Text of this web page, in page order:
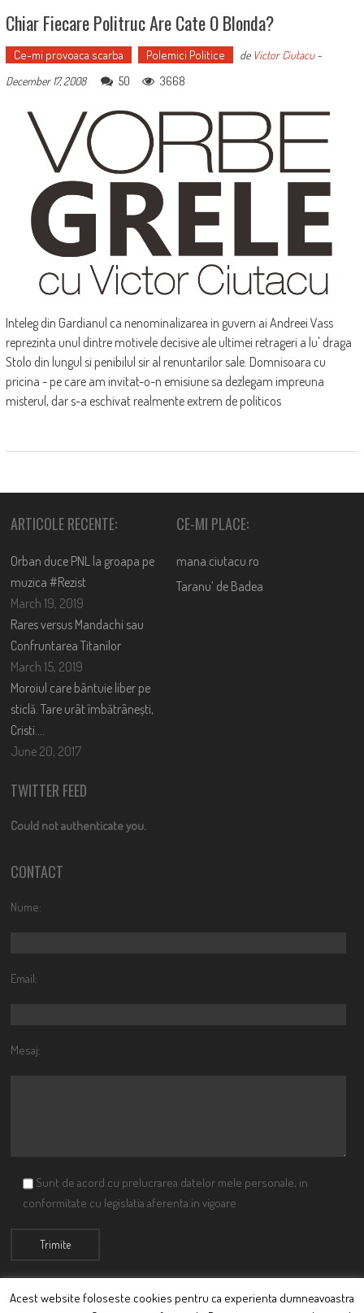
Chiar Fiecare Politruc Are Cate O Blonda?
Ce-mi provoaca scarba Polemici Politice de Victor Ciutacu-
December 17, 2008
50 3668
Inteleg din Gardianul ca nenominalizarea in guvern ai Andreei Vass
reprezinta unul dintre motivele decisive ale ultimei retrageri a lu' draga
Stolo din lungul si penibilul sir al renuntarilor sale. Domnisoara cu
pricina - pe care am invitat-o-n emisiune sa dezlegam impreuna
misterul, dar s-a eschivat realmente extrem de politicos
ARTICOLE RECENTE:
Orban duce PNL la groapa pe
muzica #Rezist
March 19, 2019
Rares versus Mandachi sau
Confruntarea Titanilor
March 15, 2019
Moroiul care bântuie liber pe
sticlă. Tare urât îmbătrânești,
Cristi….
June 20, 2017
CE-MI PLACE:
mana.ciutacu.ro
Taranu’ de Badea
TWITTER FEED
Could not authenticate you.
CONTACT
Nume:
Email:
Mesaj:
Sunt de acord cu prelucrarea datelor mele personale, in
conformitate cu legislatia aferenta in vigoare
Acest website foloseste cookies pentru ca experienta dumneavoastra